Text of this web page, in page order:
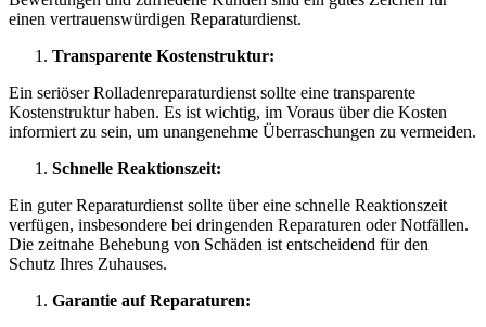
einen vertrauenswürdigen Reparaturdienst.
Transparente Kostenstruktur:
Ein seriöser Rolladenreparaturdienst sollte eine transparente
Kostenstruktur haben. Es ist wichtig, im Voraus über die Kosten
informiert zu sein, um unangenehme Überraschungen zu vermeiden.
Schnelle Reaktionszeit:
Ein guter Reparaturdienst sollte über eine schnelle Reaktionszeit
verfügen, insbesondere bei dringenden Reparaturen oder Notfällen.
Die zeitnahe Behebung von Schäden ist entscheidend für den
Schutz Ihres Zuhauses.
Garantie auf Reparaturen: